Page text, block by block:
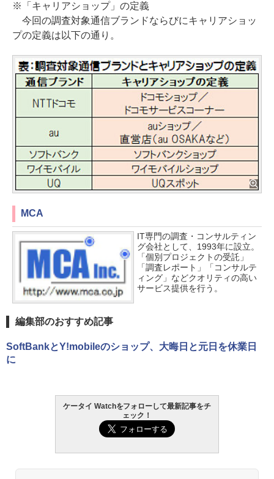
※「キャリアショップ」の定義
今回の調査対象通信ブランドならびにキャリアショッ
プの定義は以下の通り。
MCA
IT専門の調査・コンサルティン
グ会社として、1993年に設立。
「個別プロジェクトの受託」
「調査レポート」「コンサルテ
ィング」などクオリティの高い
サービス提供を行う。
編集部のおすすめ記事
SoftBankとY!mobileのショップ、大晦日と元日を休業日
に
ケータイ Watchをフォローして最新記事をチ
ェック！